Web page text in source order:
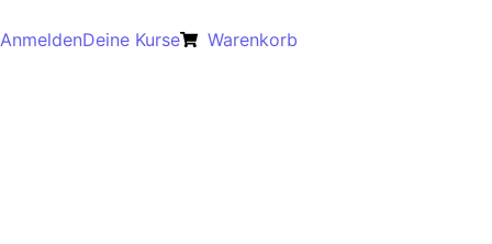
AnmeldenDeine Kurse Warenkorb